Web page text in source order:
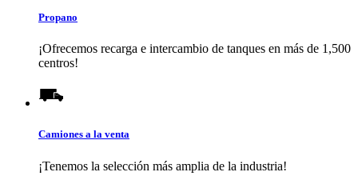
Propano
¡Ofrecemos recarga e intercambio de tanques en más de 1,500
centros!
Camiones a la venta
¡Tenemos la selección más amplia de la industria!